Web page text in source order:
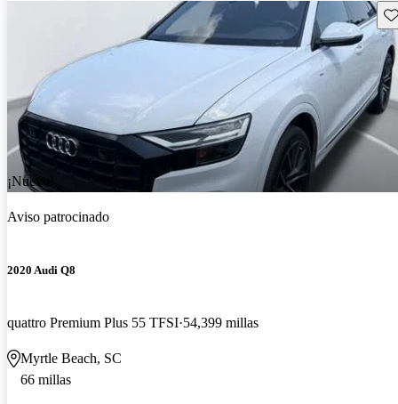
¡Nuevo!
Aviso patrocinado
2020 Audi Q8
quattro Premium Plus 55 TFSI 54,399 millas
Myrtle Beach, SC
66 millas